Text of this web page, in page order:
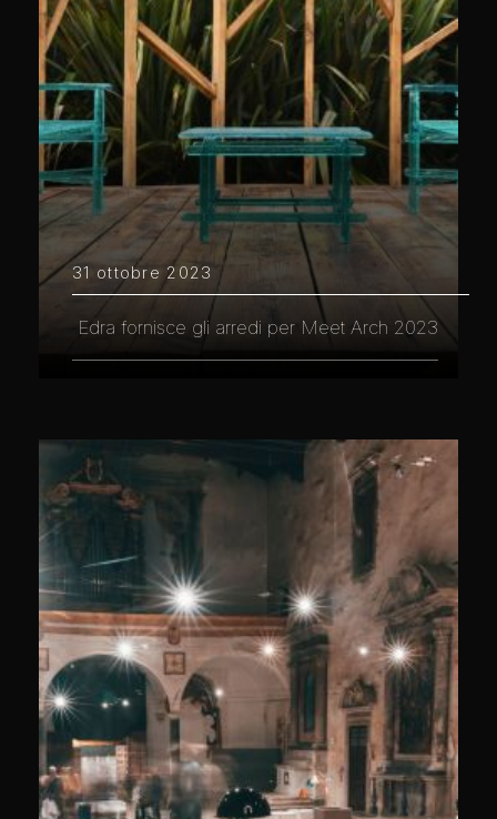
31 ottobre 2023
Edra fornisce gli arredi per Meet Arch 2023